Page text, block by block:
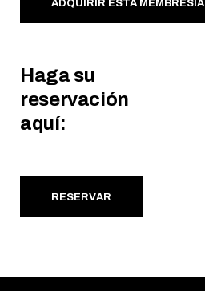
ADQUIRIR ESTA MEMBRESÍA
Haga su
reservación
aquí:
RESERVAR